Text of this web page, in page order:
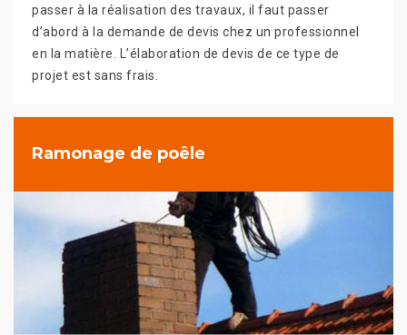
passer à la réalisation des travaux, il faut passer
d’abord à la demande de devis chez un professionnel
en la matière. L’élaboration de devis de ce type de
projet est sans frais.
Ramonage de poêle